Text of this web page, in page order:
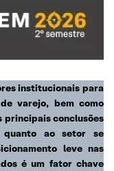
institucionais para
varejo, bem como
principais conclusões
ao setor se
leve nas
é um fator chave